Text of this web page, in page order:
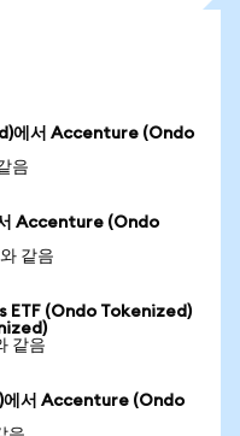
에서 Accenture (Ondo
음
Accenture (Ondo
같음
ETF (Ondo Tokenized)
같음
서 Accenture (Ondo